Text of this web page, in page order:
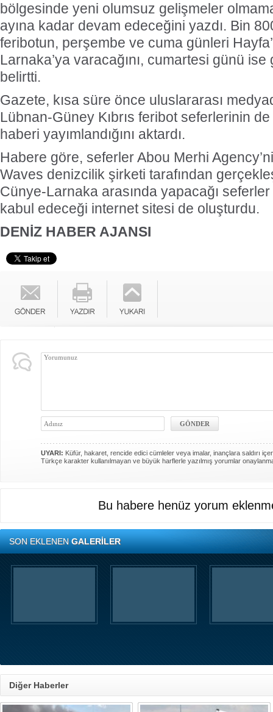
bölgesinde yeni olumsuz gelişmeler
ayına kadar devam edeceğini yazdı. Bin
feribotun, perşembe ve cuma günleri
Larnaka’ya varacağını, cumartesi günü
belirtti.
Gazete, kısa süre önce uluslararası
Lübnan-Güney Kıbrıs feribot seferlerinin
haberi yayımlandığını aktardı.
Habere göre, seferler Abou Merhi
Waves denizcilik şirketi tarafından
Cünye-Larnaka arasında yapacağı
kabul edeceği internet sitesi de oluşturdu.
DENİZ HABER AJANSI
UYARI: Küfür, hakaret, rencide edici cümleler veya imalar, inançlara saldırı
Türkçe karakter kullanılmayan ve büyük harflerle yazılmış yorumlar
Bu habere henüz yorum
SON EKLENENGALERİLER
Diğer Haberler